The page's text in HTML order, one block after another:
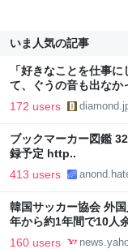
いま人気の記事
「好きなことを仕事
て、ぐうの音も出なか
172 users
ブックマーカー図鑑
録予定 http..
413 users
韓国サッカー協会 外
年から約1年間で10人
Powered by JNN） -
160 users